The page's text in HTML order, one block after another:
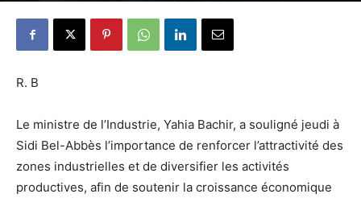
R. B
Le ministre de l’Industrie, Yahia Bachir, a souligné jeudi à
Sidi Bel-Abbès l’importance de renforcer l’attractivité des
zones industrielles et de diversifier les activités
productives, afin de soutenir la croissance économique